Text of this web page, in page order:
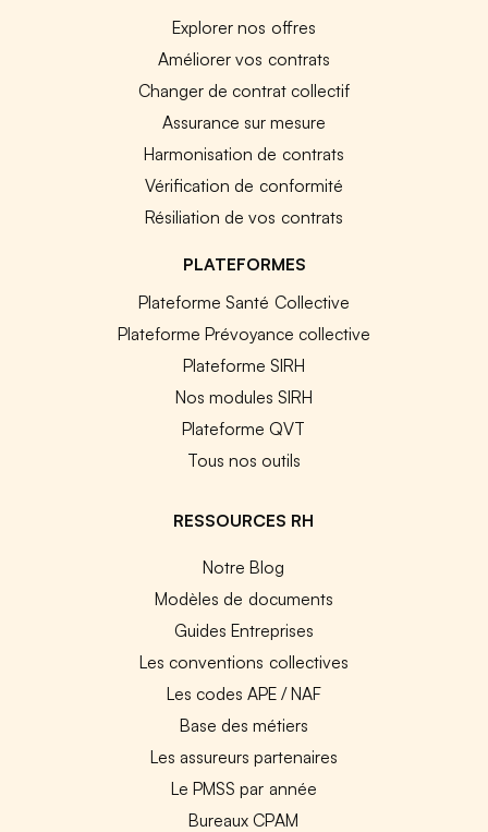
Explorer nos offres
Améliorer vos contrats
Changer de contrat collectif
Assurance sur mesure
Harmonisation de contrats
Vérification de conformité
Résiliation de vos contrats
PLATEFORMES
Plateforme Santé Collective
Plateforme Prévoyance collective
Plateforme SIRH
Nos modules SIRH
Plateforme QVT
Tous nos outils
RESSOURCES RH
Notre Blog
Modèles de documents
Guides Entreprises
Les conventions collectives
Les codes APE / NAF
Base des métiers
Les assureurs partenaires
Le PMSS par année
Bureaux CPAM